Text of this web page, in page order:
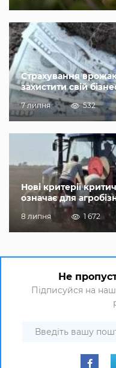
Страхування
захистити свій
7 липня 532
Нові критерії
означає для
8 липня 1 672
Не
Підписуйся на